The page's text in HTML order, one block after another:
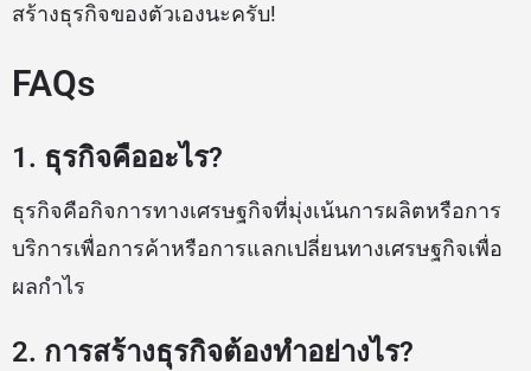
สร้างธุรกิจของตัวเองนะครับ!
FAQs
1. ธุรกิจคืออะไร?
ธุรกิจคือกิจการทางเศรษฐกิจที่มุ่งเน้นการผลิตหรือการ
บริการเพื่อการค้าหรือการแลกเปลี่ยนทางเศรษฐกิจเพื่อ
ผลกำไร
2. การสร้างธุรกิจต้องทำอย่างไร?